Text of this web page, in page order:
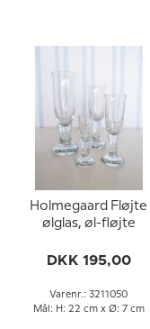
Holmegaard Fløjte
ølglas, øl-fløjte
DKK 195,00
Varenr.: 3211050
Mål: H: 22 cm x Ø: 7 cm